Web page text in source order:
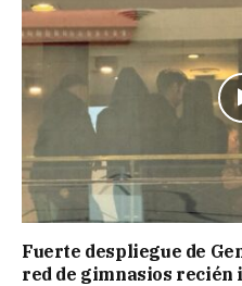
Fuerte despliegue de
red de gimnasios recién